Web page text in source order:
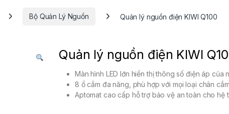
Bộ Quản Lý Nguồn Quản lý nguồn điện KIWI Q100
Quản lý nguồn điện KIWI
Màn hình LED lớn hiển thị thông số điện áp
8 ổ cắm đa năng, phù hợp với mọi loại chân
Aptomat cao cấp hỗ trợ bảo vệ an toàn cho hệ